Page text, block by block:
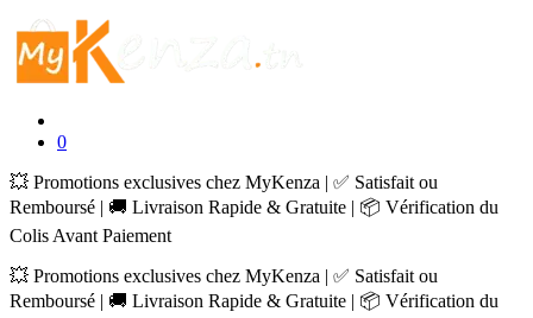
pour :
0
💥 Promotions exclusives chez MyKenza | ✅ Satisfait ou
Remboursé | 🚚 Livraison Rapide & Gratuite | 📦 Vérification du
Colis Avant Paiement
💥 Promotions exclusives chez MyKenza | ✅ Satisfait ou
Remboursé | 🚚 Livraison Rapide & Gratuite | 📦 Vérification du